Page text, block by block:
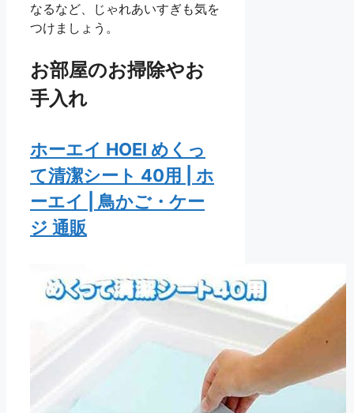
なるなど、じゃれあいすぎも気を
つけましょう。
お部屋のお掃除やお
手入れ
ホーエイ HOEI めくっ
て清潔シート 40用 | ホ
ーエイ | 鳥かご・ケー
ジ 通販